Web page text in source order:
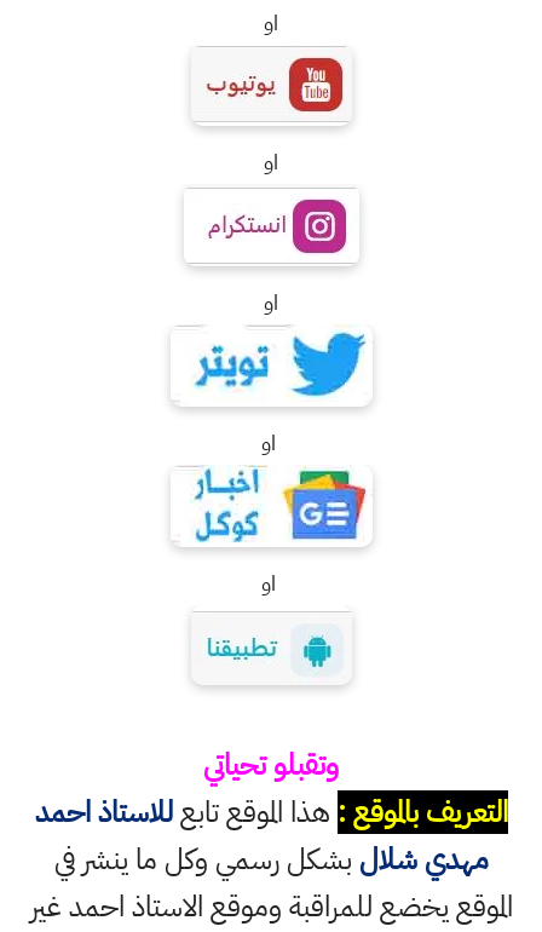
او
او
او
او
او
وتقبلو تحياتي
التعريف بالموقع : هذا الموقع تابعللاستاذ احمد
مهدي شلال بشكل رسمي وكل ما ينشر في
الموقع يخضع للمراقبة وموقع الاستاذ احمد غير